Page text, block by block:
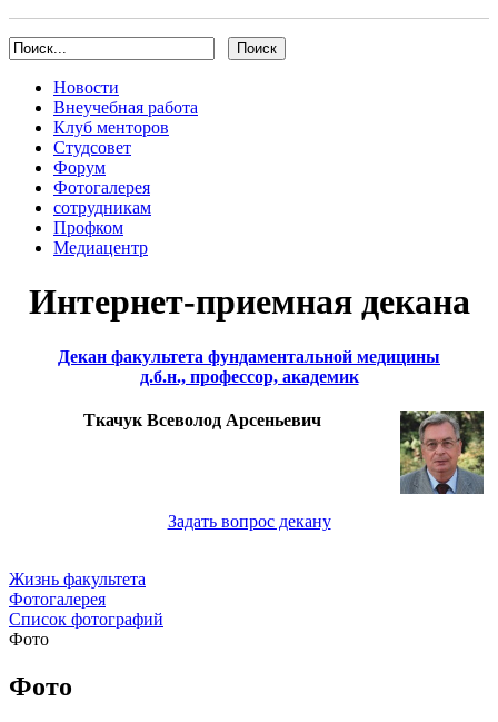
Новости
Внеучебная работа
Клуб менторов
Студсовет
Форум
Фотогалерея
сотрудникам
Профком
Медиацентр
Интернет-приемная декана
Декан факультета фундаментальной медицины
д.б.н., профессор, академик
Ткачук Всеволод Арсеньевич
Задать вопрос декану
Жизнь факультета
Фотогалерея
Список фотографий
Фото
Фото